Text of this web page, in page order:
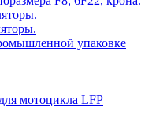
упаковке
мотоцикла LFP